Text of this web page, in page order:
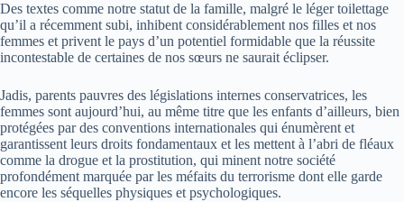
Des textes comme notre statut de la famille, malgré le léger toilettage
qu’il a récemment subi, inhibent considérablement nos filles et nos
femmes et privent le pays d’un potentiel formidable que la réussite
incontestable de certaines de nos sœurs ne saurait éclipser.
Jadis, parents pauvres des législations internes conservatrices, les
femmes sont aujourd’hui, au même titre que les enfants d’ailleurs, bien
protégées par des conventions internationales qui énumèrent et
garantissent leurs droits fondamentaux et les mettent à l’abri de fléaux
comme la drogue et la prostitution, qui minent notre société
profondément marquée par les méfaits du terrorisme dont elle garde
encore les séquelles physiques et psychologiques.